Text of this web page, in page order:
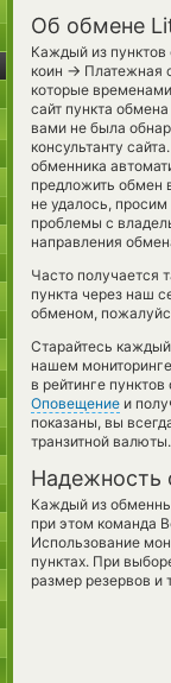
Об обмене
Каждый из пунктов
коин → Платежная
которые
сайт пункта
вами не была
консультанту
обменника
предложить обмен
не удалось,
проблемы с
направления
Часто получается
пункта через наш
обменом,
Старайтесь
нашем
в рейтинге
Оповещение и
показаны, вы
транзитной валюты.
Надежность
Каждый из
при этом команда
Использование
пунктах. При
размер резервов и